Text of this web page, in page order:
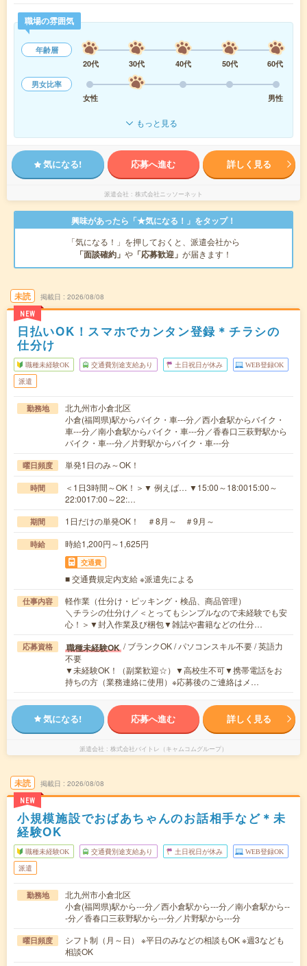
職場の雰囲気
年齢層
20代
30代 40代 50代
60代
男女比率
女性
男性
もっと見る
気になる! 応募へ進む 詳しく見る
派遣会社 株式会社ニッソーネット
興味があったら「★気になる！」をタップ！
「気になる！」を押しておくと、派遣会社から
「面談確約」 や 「応募歓迎」 が届きます！
未読
NEW
掲載日 2026/08/08
日払いOK！スマホでカンタン登録＊チラシの
仕分け
職種未経験OK 交通費別途支給あり 土日祝日が休み WEB登録OK
派遣
勤務地
北九州市小倉北区
小倉(福岡県)駅からバイク・車---分／西小倉駅からバイク・
車---分／南小倉駅からバイク・車---分／香春口三萩野駅から
バイク・車---分／片野駅からバイク・車---分
曜日頻度 単発1日のみ～OK！
時間
＜1日3時間～OK！＞▼ 例えば… ▼15:00～18:0015:00～
22:0017:00～22:…
期間 1日だけの単発OK！ ＃8月～ ＃9月～
時給 時給1,200円～1,625円
交通費
■ 交通費規定内支給 ※派遣先による
仕事内容
軽作業（仕分け・ピッキング・検品、商品管理）
＼チラシの仕分け／＜とってもシンプルなので未経験でも安
心！＞▼封入作業及び梱包▼雑誌や書籍などの仕分…
応募資格 職種未経験OK / ブランクOK / パソコンスキル不要 / 英語力
不要
▼未経験OK！（副業歓迎☆）▼高校生不可▼携帯電話をお
持ちの方（業務連絡に使用）※応募後のご連絡はメ…
気になる! 応募へ進む 詳しく見る
派遣会社 株式会社バイトレ（キャムコムグループ）
未読
NEW
掲載日 2026/08/08
小規模施設でおばあちゃんのお話相手など＊未
経験OK
職種未経験OK 交通費別途支給あり 土日祝日が休み WEB登録OK
派遣
勤務地
北九州市小倉北区
小倉(福岡県)駅から---分／西小倉駅から---分／南小倉駅から--
-分／香春口三萩野駅から---分／片野駅から---分
曜日頻度
シフト制（月～日） ※平日のみなどの相談もOK ※週3なども
相談OK